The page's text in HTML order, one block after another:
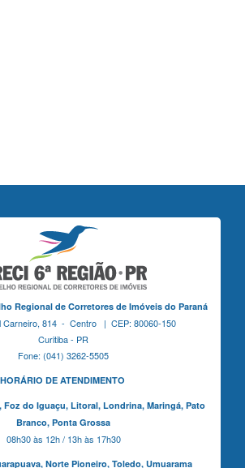
Regional de Corretores de Imóveis do Paraná
Carneiro, 814 - Centro | CEP: 80060-150
Curitiba - PR
Fone: (041) 3262-5505
HORÁRIO DE ATENDIMENTO
Foz do Iguaçu, Litoral, Londrina, Maringá, Pato
Branco, Ponta Grossa
08h30 às 12h / 13h às 17h30
Norte Pioneiro, Toledo, Umuarama